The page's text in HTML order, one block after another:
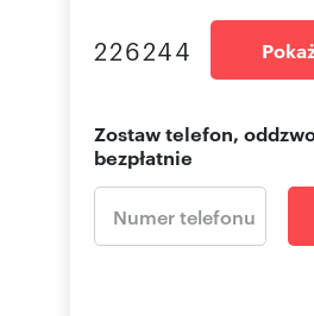
226244
Zostaw telefon,
bezpłatnie